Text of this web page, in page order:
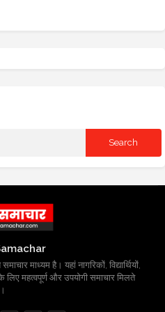
माध्यम है। यहां नागरिकों, विद्यार्थियों,
लिए महत्वपूर्ण और उपयोगी समाचार मिलते